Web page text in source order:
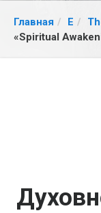
Главная E
«Spiritual